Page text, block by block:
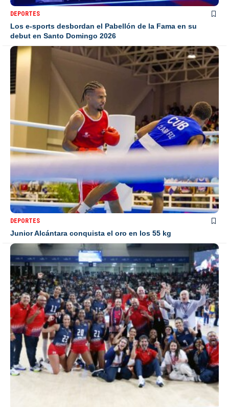
DEPORTES
Los e-sports desbordan el Pabellón de la Fama en su
debut en Santo Domingo 2026
DEPORTES
Junior Alcántara conquista el oro en los 55 kg